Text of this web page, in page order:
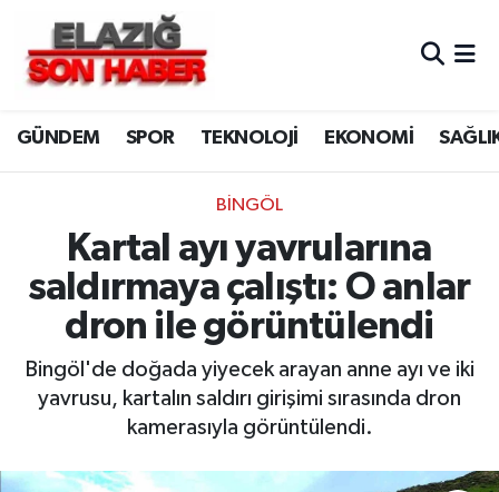
GÜNDEM SPOR TEKNOLOJİ EKONOMİ
BİNGÖL
Kartal ayı yavrularına
saldırmaya çalıştı: O anlar
dron ile görüntülendi
Bingöl'de doğada yiyecek arayan anne ayı ve iki
yavrusu, kartalın saldırı girişimi sırasında dron
kamerasıyla görüntülendi.
CANLI YAYIN
ASAYİŞ
BİLİM VE TEKNOLOJİ
DÜNYA
EĞİTİM
EKONOMİ
ELAZIĞ
GENEL
Merkez Hava Durumu
Merkez Trafik Yoğunluk Haritası
Süper Lig Puan Durumu ve Fikstür
Tüm Manşetler
Son Dakika Haberleri
Haber Arşivi